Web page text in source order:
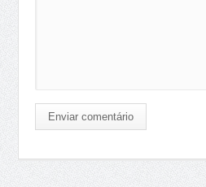
Enviar comentário